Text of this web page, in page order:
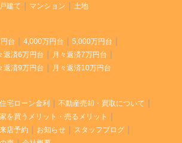
建て マンション 土地
台 4,000万円台
5,000万円台
返済6万円台
月々返済7万円台
返済9万円台 月々返済10万円台
住宅ローン金利
不動産売却・買取について
家を買うメリット・売るメリット
来店予約 お知らせ
スタッフブログ